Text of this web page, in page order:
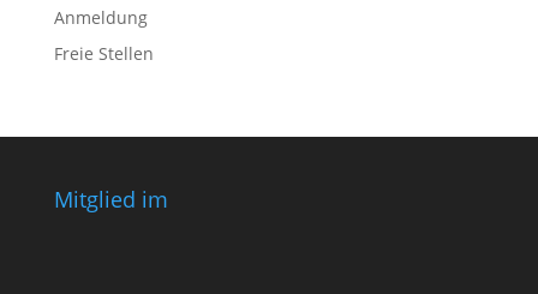
Anmeldung
Freie Stellen
Mitglied im